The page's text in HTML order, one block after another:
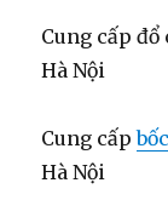
Cung cấp
Hà Nội
Cung cấp
Hà Nội